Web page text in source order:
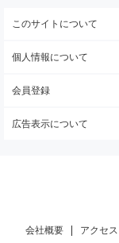
このサイトについて
個人情報について
会員登録
広告表示について
会社概要 アクセス